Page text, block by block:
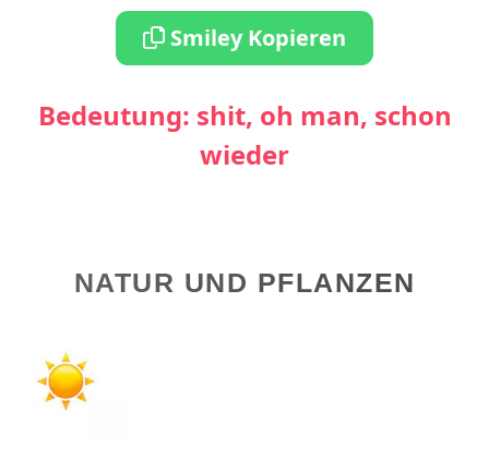
Smiley Kopieren
Bedeutung: shit, oh man, schon
wieder
NATUR UND PFLANZEN